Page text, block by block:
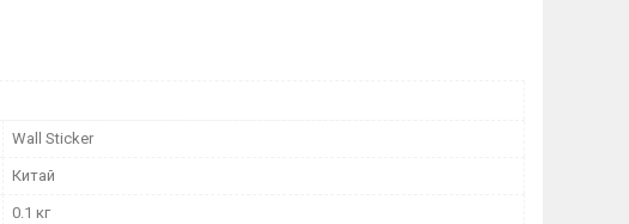
Wall Sticker
Китай
0.1 кг